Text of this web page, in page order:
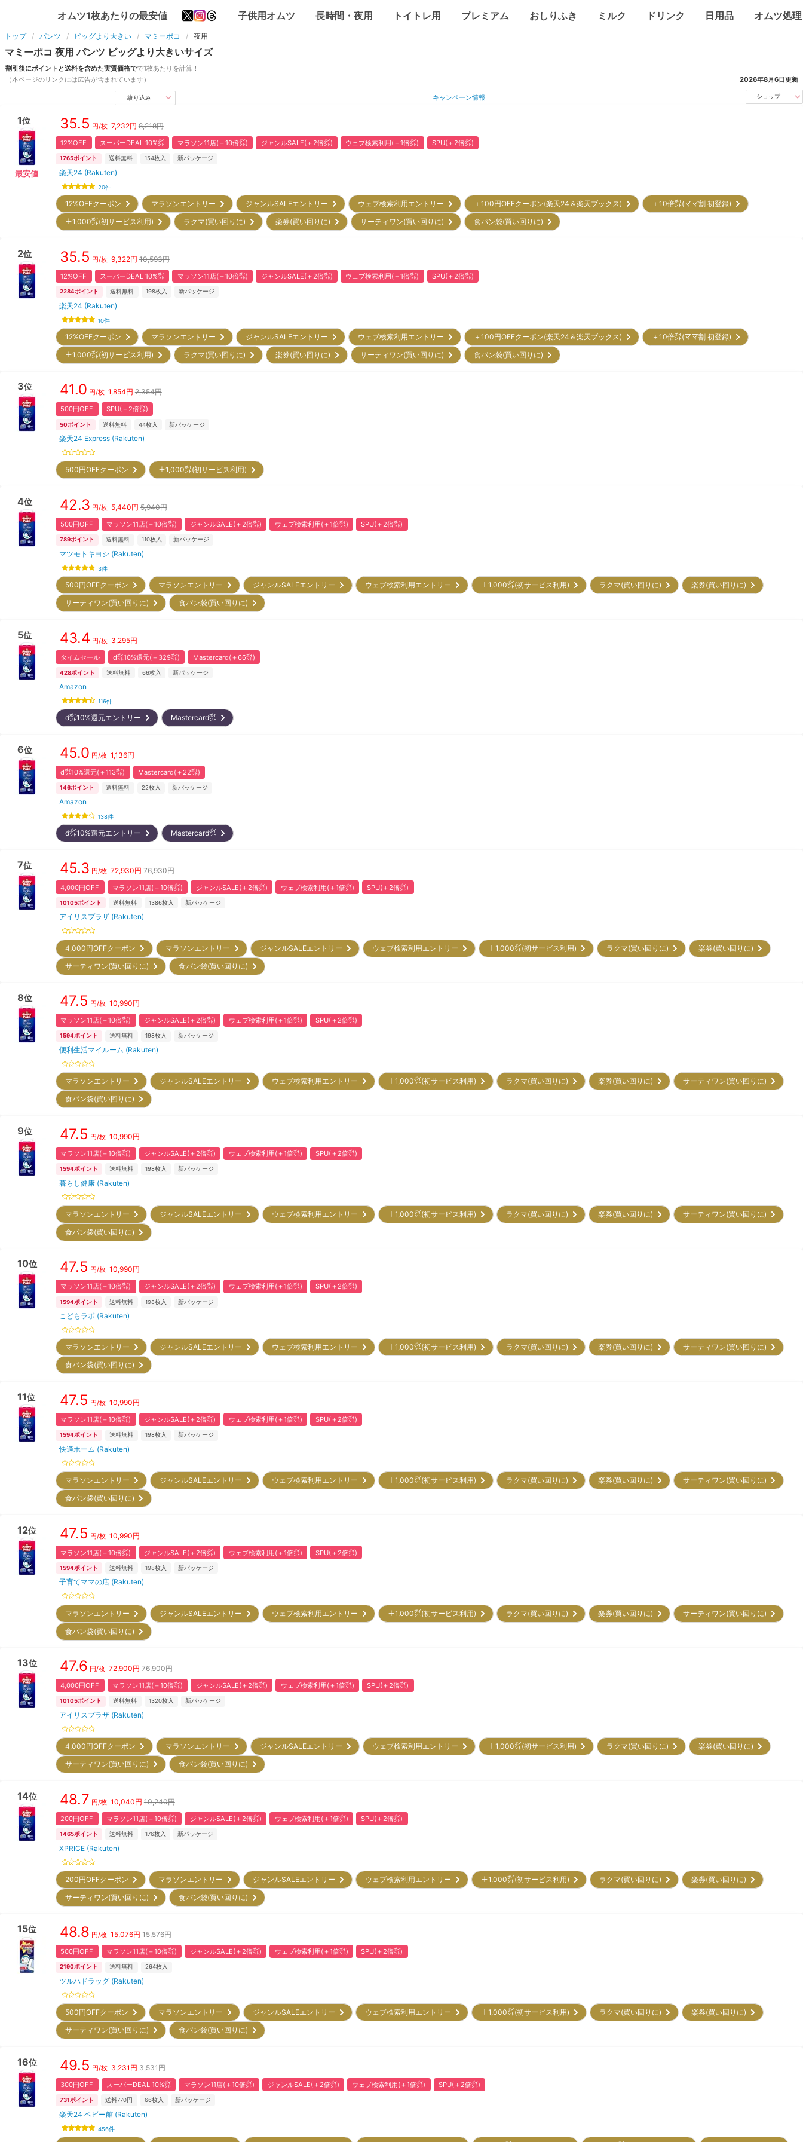
オムツ1枚あたりの最安値 子供用オムツ 長時間・夜用 トイトレ用 プレミアム おしりふき ミルク ドリンク 日用品 オムツ処理
トップ パンツ ビッグより大きい マミーポコ 夜用
マミーポコ 夜用 パンツ ビッグより大きいサイズ
割引後にポイントと送料を含めた実質価格でで1枚あたりを計算！
（本ページのリンクには広告が含まれています）
2026年8月6日更新
絞り込み キャンペーン情報 ショップ
1位
最安値
35.5 円/枚 7,232円 8,218円
12%OFF スーパーDEAL 10%㌽ マラソン11店(＋10倍㌽) ジャンルSALE(＋2倍㌽) ウェブ検索利用(＋1倍㌽) SPU(＋2倍㌽)
1765ポイント 送料無料 154枚入 新パッケージ
楽天24 (Rakuten)
20件
12%OFFクーポン マラソンエントリー ジャンルSALEエントリー ウェブ検索利用エントリー ＋100円OFFクーポン(楽天24＆楽天ブックス)
＋10倍㌽(ママ割 初登録)
＋1,000㌽(初サービス利用)
ラクマ(買い回りに) 楽券(買い回りに) サーティワン(買い回りに) 食パン袋(買い回りに)
2位 35.5 円/枚 9,322円 10,593円
12%OFF スーパーDEAL 10%㌽ マラソン11店(＋10倍㌽) ジャンルSALE(＋2倍㌽) ウェブ検索利用(＋1倍㌽) SPU(＋2倍㌽)
2284ポイント 送料無料 198枚入 新パッケージ
楽天24 (Rakuten)
10件
12%OFFクーポン マラソンエントリー ジャンルSALEエントリー ウェブ検索利用エントリー ＋100円OFFクーポン(楽天24＆楽天ブックス)
＋10倍㌽(ママ割 初登録)
＋1,000㌽(初サービス利用)
ラクマ(買い回りに) 楽券(買い回りに) サーティワン(買い回りに) 食パン袋(買い回りに)
3位 41.0 円/枚 1,854円 2,354円
500円OFF SPU(＋2倍㌽)
50ポイント 送料無料 44枚入 新パッケージ
楽天24 Express (Rakuten)
500円OFFクーポン ＋1,000㌽(初サービス利用)
4位 42.3 円/枚 5,440円 5,940円
500円OFF マラソン11店(＋10倍㌽) ジャンルSALE(＋2倍㌽) ウェブ検索利用(＋1倍㌽) SPU(＋2倍㌽)
789ポイント 送料無料 110枚入 新パッケージ
マツモトキヨシ (Rakuten)
3件
500円OFFクーポン マラソンエントリー ジャンルSALEエントリー ウェブ検索利用エントリー ＋1,000㌽(初サービス利用) ラクマ(買い回りに)
楽券(買い回りに)
サーティワン(買い回りに)
食パン袋(買い回りに)
5位 43.4 円/枚 3,295円
タイムセール d㌽10%還元(＋329㌽) Mastercard(＋66㌽)
428ポイント 送料無料 66枚入 新パッケージ
Amazon
116件
d㌽10%還元エントリー Mastercard㌽
6位 45.0 円/枚 1,136円
d㌽10%還元(＋113㌽) Mastercard(＋22㌽)
146ポイント 送料無料 22枚入 新パッケージ
Amazon
138件
d㌽10%還元エントリー Mastercard㌽
7位 45.3 円/枚 72,930円 76,930円
4,000円OFF マラソン11店(＋10倍㌽) ジャンルSALE(＋2倍㌽) ウェブ検索利用(＋1倍㌽) SPU(＋2倍㌽)
10105ポイント 送料無料 1386枚入 新パッケージ
アイリスプラザ (Rakuten)
4,000円OFFクーポン マラソンエントリー ジャンルSALEエントリー ウェブ検索利用エントリー ＋1,000㌽(初サービス利用) ラクマ(買い回りに)
楽券(買い回りに)
サーティワン(買い回りに)
食パン袋(買い回りに)
8位 47.5 円/枚 10,990円
マラソン11店(＋10倍㌽) ジャンルSALE(＋2倍㌽) ウェブ検索利用(＋1倍㌽) SPU(＋2倍㌽)
1594ポイント 送料無料 198枚入 新パッケージ
便利生活マイルーム (Rakuten)
マラソンエントリー ジャンルSALEエントリー ウェブ検索利用エントリー ＋1,000㌽(初サービス利用) ラクマ(買い回りに) 楽券(買い回りに)
サーティワン(買い回りに)
食パン袋(買い回りに)
9位 47.5 円/枚 10,990円
マラソン11店(＋10倍㌽) ジャンルSALE(＋2倍㌽) ウェブ検索利用(＋1倍㌽) SPU(＋2倍㌽)
1594ポイント 送料無料 198枚入 新パッケージ
暮らし健康 (Rakuten)
マラソンエントリー ジャンルSALEエントリー ウェブ検索利用エントリー ＋1,000㌽(初サービス利用) ラクマ(買い回りに) 楽券(買い回りに)
サーティワン(買い回りに)
食パン袋(買い回りに)
10位 47.5 円/枚 10,990円
マラソン11店(＋10倍㌽) ジャンルSALE(＋2倍㌽) ウェブ検索利用(＋1倍㌽) SPU(＋2倍㌽)
1594ポイント 送料無料 198枚入 新パッケージ
こどもラボ (Rakuten)
マラソンエントリー ジャンルSALEエントリー ウェブ検索利用エントリー ＋1,000㌽(初サービス利用) ラクマ(買い回りに) 楽券(買い回りに)
サーティワン(買い回りに)
食パン袋(買い回りに)
11位 47.5 円/枚 10,990円
マラソン11店(＋10倍㌽) ジャンルSALE(＋2倍㌽) ウェブ検索利用(＋1倍㌽) SPU(＋2倍㌽)
1594ポイント 送料無料 198枚入 新パッケージ
快適ホーム (Rakuten)
マラソンエントリー ジャンルSALEエントリー ウェブ検索利用エントリー ＋1,000㌽(初サービス利用) ラクマ(買い回りに) 楽券(買い回りに)
サーティワン(買い回りに)
食パン袋(買い回りに)
12位 47.5 円/枚 10,990円
マラソン11店(＋10倍㌽) ジャンルSALE(＋2倍㌽) ウェブ検索利用(＋1倍㌽) SPU(＋2倍㌽)
1594ポイント 送料無料 198枚入 新パッケージ
子育てママの店 (Rakuten)
マラソンエントリー ジャンルSALEエントリー ウェブ検索利用エントリー ＋1,000㌽(初サービス利用) ラクマ(買い回りに) 楽券(買い回りに)
サーティワン(買い回りに)
食パン袋(買い回りに)
13位 47.6 円/枚 72,900円 76,900円
4,000円OFF マラソン11店(＋10倍㌽) ジャンルSALE(＋2倍㌽) ウェブ検索利用(＋1倍㌽) SPU(＋2倍㌽)
10105ポイント 送料無料 1320枚入 新パッケージ
アイリスプラザ (Rakuten)
4,000円OFFクーポン マラソンエントリー ジャンルSALEエントリー ウェブ検索利用エントリー ＋1,000㌽(初サービス利用) ラクマ(買い回りに)
楽券(買い回りに)
サーティワン(買い回りに)
食パン袋(買い回りに)
14位 48.7 円/枚 10,040円 10,240円
200円OFF マラソン11店(＋10倍㌽) ジャンルSALE(＋2倍㌽) ウェブ検索利用(＋1倍㌽) SPU(＋2倍㌽)
1465ポイント 送料無料 176枚入 新パッケージ
XPRICE (Rakuten)
200円OFFクーポン マラソンエントリー ジャンルSALEエントリー ウェブ検索利用エントリー ＋1,000㌽(初サービス利用) ラクマ(買い回りに)
楽券(買い回りに)
サーティワン(買い回りに)
食パン袋(買い回りに)
15位 48.8 円/枚 15,076円 15,576円
500円OFF マラソン11店(＋10倍㌽) ジャンルSALE(＋2倍㌽) ウェブ検索利用(＋1倍㌽) SPU(＋2倍㌽)
2190ポイント 送料無料 264枚入
ツルハドラッグ (Rakuten)
500円OFFクーポン マラソンエントリー ジャンルSALEエントリー ウェブ検索利用エントリー ＋1,000㌽(初サービス利用) ラクマ(買い回りに)
楽券(買い回りに)
サーティワン(買い回りに)
食パン袋(買い回りに)
16位 49.5 円/枚 3,231 円 3,531円
300円OFF スーパーDEAL 10%㌽ マラソン11店(＋10倍㌽) ジャンルSALE(＋2倍㌽) ウェブ検索利用(＋1倍㌽) SPU(＋2倍㌽)
731ポイント 送料770円 66枚入 新パッケージ
楽天24 ベビー館 (Rakuten)
456件